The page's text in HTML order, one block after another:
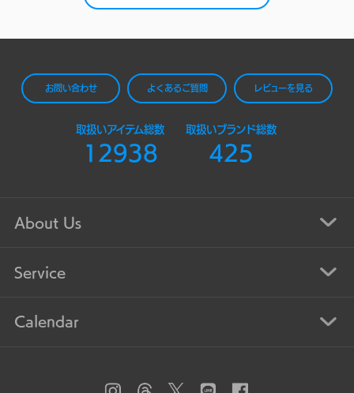
お問い合わせ よくあるご質問 レビューを見る
取扱いアイテム総数
12938
取扱いブランド総数
425
About Us
Service
Calendar